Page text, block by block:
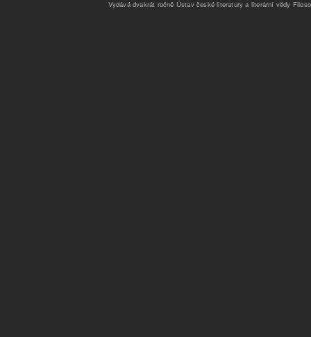
Vydává dvakrát ročně Ústav české literatury a literární vědy